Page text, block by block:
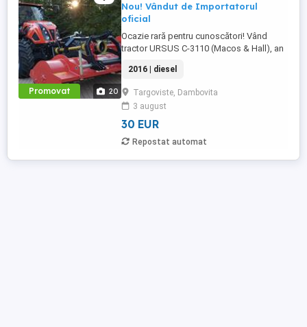
Promovat 20
Nou! Vândut de Importatorul
oficial
Ocazie rară pentru cunoscători! Vând
tractor URSUS C-3110 (Macos & Hall), an
ideal pentru cine dorește putere și
simplitate mecanică, fără bătăile de cap
ale normelor de poluare moderne. - FĂRĂ
DPF ȘI FĂRĂ ADBLUE: Scapi de grija
regenerării filtrului de particule ...
2016 | diesel
Targoviste, Dambovita
3 august
30 EUR
Repostat automat